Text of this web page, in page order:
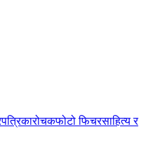
रोचकफोटो फिचरसाहित्य र